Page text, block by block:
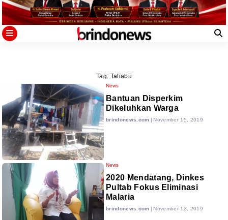
Tag: Taliabu
News
Bantuan Disperkim
Dikeluhkan Warga
brindonews.com | November 15, 2019
News
2020 Mendatang, Dinkes
Pultab Fokus Eliminasi
Malaria
brindonews.com | November 13, 2019